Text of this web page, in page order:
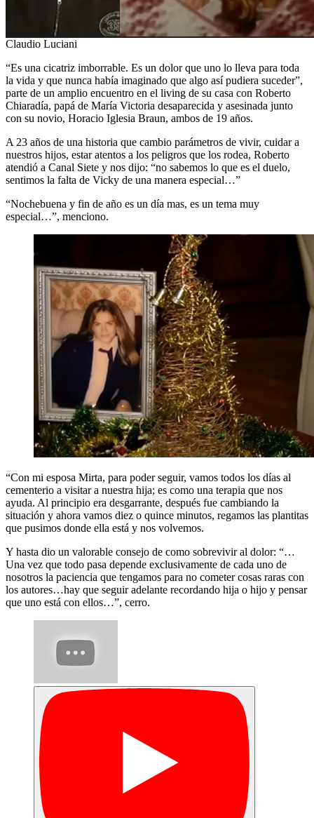
Claudio Luciani
“Es una cicatriz imborrable. Es un dolor que uno lo lleva para toda
la vida y que nunca había imaginado que algo así pudiera suceder”,
parte de un amplio encuentro en el living de su casa con Roberto
Chiaradía, papá de María Victoria desaparecida y asesinada junto
con su novio, Horacio Iglesia Braun, ambos de 19 años.
A 23 años de una historia que cambio parámetros de vivir, cuidar a
nuestros hijos, estar atentos a los peligros que los rodea, Roberto
atendió a Canal Siete y nos dijo: “no sabemos lo que es el duelo,
sentimos la falta de Vicky de una manera especial…”
“Nochebuena y fin de año es un día mas, es un tema muy
especial…”, menciono.
“Con mi esposa Mirta, para poder seguir, vamos todos los días al
cementerio a visitar a nuestra hija; es como una terapia que nos
ayuda. Al principio era desgarrante, después fue cambiando la
situación y ahora vamos diez o quince minutos, regamos las plantitas
que pusimos donde ella está y nos volvemos.
Y hasta dio un valorable consejo de como sobrevivir al dolor: “…
Una vez que todo pasa depende exclusivamente de cada uno de
nosotros la paciencia que tengamos para no cometer cosas raras con
los autores…hay que seguir adelante recordando hija o hijo y pensar
que uno está con ellos…”, cerro.